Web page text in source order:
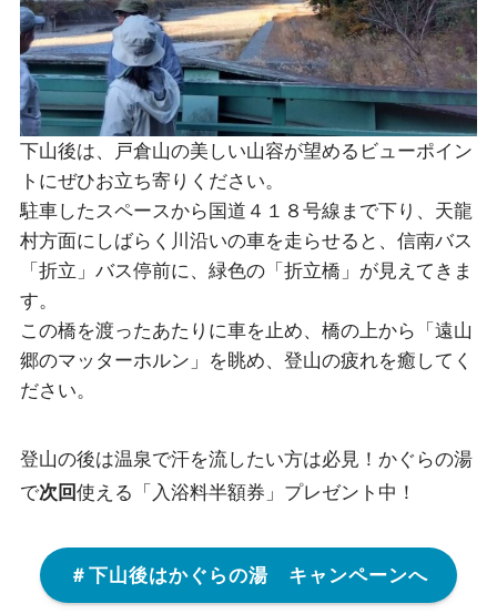
下山後は、戸倉山の美しい山容が望めるビューポイン
トにぜひお立ち寄りください。
駐車したスペースから国道４１８号線まで下り、天龍
村方面にしばらく川沿いの車を走らせると、信南バス
「折立」バス停前に、緑色の「折立橋」が見えてきま
す。
この橋を渡ったあたりに車を止め、橋の上から「遠山
郷のマッターホルン」を眺め、登山の疲れを癒してく
ださい。
登山の後は温泉で汗を流したい方は必見！かぐらの湯
で次回使える「入浴料半額券」プレゼント中！
＃下山後はかぐらの湯 キャンペーンへ